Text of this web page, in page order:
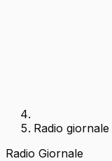
Radio
Radio Giornale